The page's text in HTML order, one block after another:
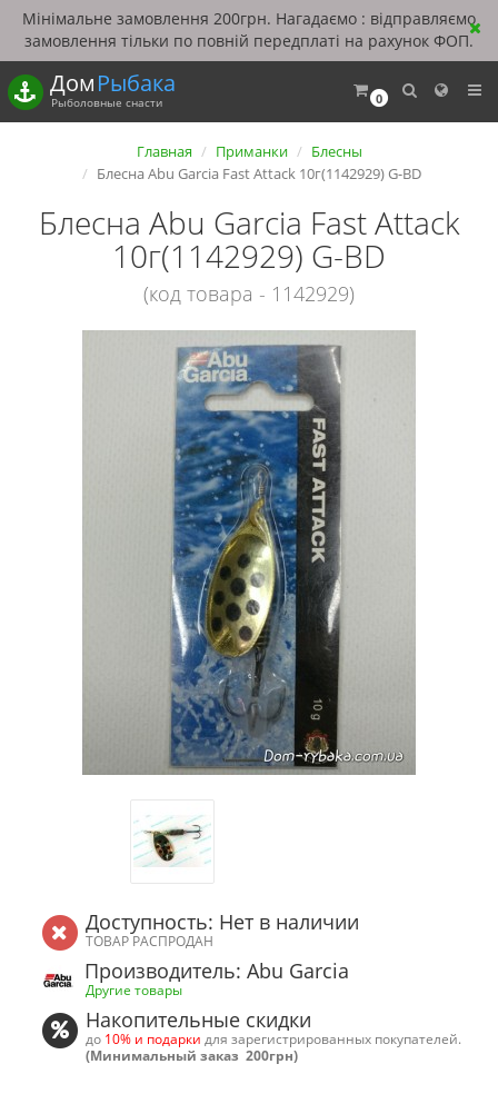
Мінімальне замовлення 200грн. Нагадаємо : відправляємо
замовлення тільки по повній передплаті на рахунок ФОП.
0
ДомРыбака
Рыболовные снасти
Главная Приманки
Блесны
Блесна Abu Garcia Fast Attack 10г(1142929) G-BD
Блесна Abu Garcia Fast Attack
10г(1142929) G-BD
(код товара - 1142929)
Доступность: Нет в наличии
ТОВАР РАСПРОДАН
Производитель: Abu Garcia
Другие товары
Накопительные скидки
до 10% и подарки для зарегистрированных покупателей.
(Минимальный заказ 200грн)